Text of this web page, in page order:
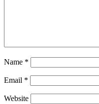
Name *
Email *
Website